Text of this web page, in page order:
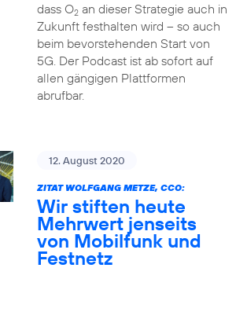
dass O2an dieser Strategie auch in
Zukunft festhalten wird – so auch
beim bevorstehenden Start von
5G. Der Podcast ist ab sofort auf
allen gängigen Plattformen
abrufbar.
12. August 2020
ZITAT WOLFGANG METZE, CCO:
Wir stiften heute
Mehrwert jenseits
von Mobilfunk und
Festnetz